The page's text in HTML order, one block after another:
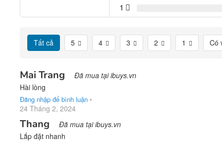
1
Tất cả 5 4 3 2 1 Có
Mai Trang Đã mua tại ibuys.vn
Hài lòng
Đăng nhập để bình luận •
24 Tháng 2, 2024
Thang Đã mua tại ibuys.vn
Lắp đặt nhanh